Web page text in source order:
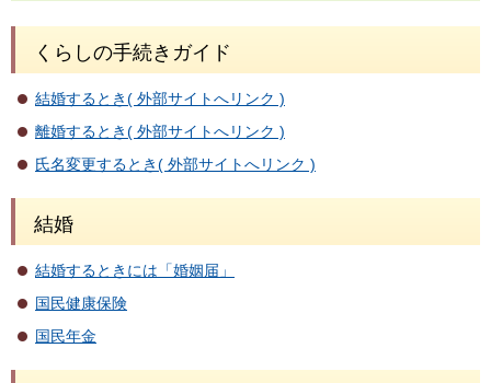
くらしの手続きガイド
結婚するとき( 外部サイトへリンク )
離婚するとき( 外部サイトへリンク )
氏名変更するとき( 外部サイトへリンク )
結婚
結婚するときには「婚姻届」
国民健康保険
国民年金